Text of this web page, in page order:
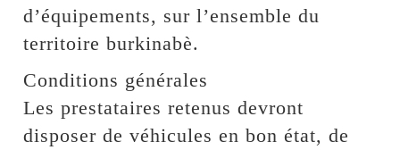
d’équipements, sur l’ensemble du
territoire burkinabè.
Conditions générales
Les prestataires retenus devront
disposer de véhicules en bon état, de